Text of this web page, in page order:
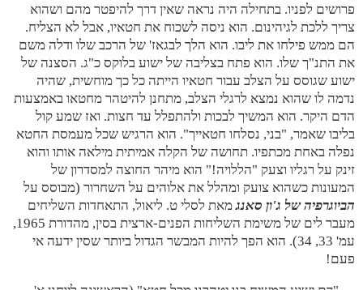
פרושים לפניו. בתחילה היה נראה שאין דרך להיפטר מהם ושהוא
צריך ללכת לגיהינום. הוא ניסה לשכוח את חטאיו, אבל לא הצליח.
הם ממש פילחו את ליבו. הוא הלך לבגאז' של הרכב שלו ודלה משם
את התנ"ך שלו. הוא פתח בצליבה של ישוע בלוקס כ"ג. הסצנה של
ישוע שגוסס על הצלב עבור חטאיו הייתה כל כך מוחשית, שהיה
נדמה לו שהוא נמצא לרגלי הצלב, מתחנן להיטהר מחטאו באמצעות
הדם היקר. הוא המשיך לבכות ולהתפלל עד חצות. ואז שמע קול
בליבו שאמר, "בני, נסלחו חטאייך". הוא הרגיש שכל מעמסת החטא
נפלה באחת מכתפיו. תחושה של הקלה אמיתית מילאה אותו והוא
זינק על רגליו וצעק "הללויה!" הוא מיהר החוצה למסדרון של
המעונות כשהוא צועק ומהלל את אלוהים על השחרור (מבוסס על
הביוגרפיה של ג'ון סאנגמאת לסלי ט. ליאול, התאחדות השליחים
מעבר לים של משימת השליחות הפנים-ארצית בסין, מהדורת 1965,
עמ' 33, 34). הוא הפך להיות המבשר הגדול ביותר שסין ידעה אי
פעם!